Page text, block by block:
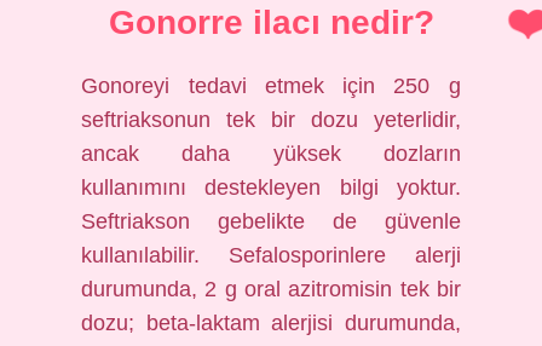
Gonorre ilacı nedir?
Gonoreyi tedavi etmek için 250 g
seftriaksonun tek bir dozu yeterlidir,
ancak daha yüksek dozların
kullanımını destekleyen bilgi yoktur.
Seftriakson gebelikte de güvenle
kullanılabilir. Sefalosporinlere alerji
durumunda, 2 g oral azitromisin tek bir
dozu; beta-laktam alerjisi durumunda,